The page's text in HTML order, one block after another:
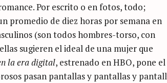
Por escrito o en fotos, todo;
promedio de diez horas por semana en
(son todos hombres-torso, con
sugieren el ideal de una mujer que
la era digital, estrenado en HBO, pone el
pasan pantallas y pantallas y